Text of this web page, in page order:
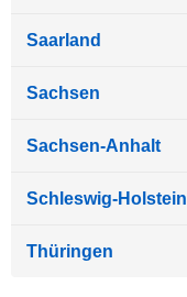
Saarland
Sachsen
Sachsen-Anhalt
Schleswig-Holstein
Thüringen